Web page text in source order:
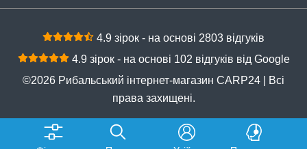
4.9 зірок - на основі 2803 відгуків
4.9 зірок - на основі 102 відгуків від Google
©2026 Рибальський інтернет-магазин CARP24 | Всі
права захищені.